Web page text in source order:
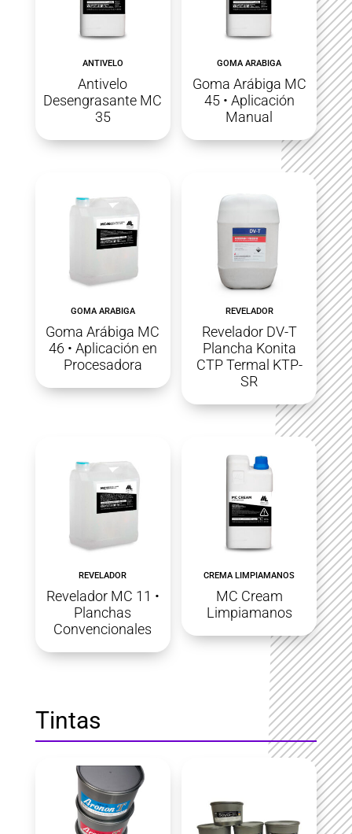
ANTIVELO
Antivelo
Desengrasante MC
35
GOMA ARABIGA
Goma Arábiga MC
45 • Aplicación
Manual
GOMA ARABIGA
Goma Arábiga MC
46 • Aplicación en
Procesadora
REVELADOR
Revelador DV-T
Plancha Konita
CTP Termal KTP-
SR
REVELADOR
Revelador MC 11 •
Planchas
Convencionales
CREMA LIMPIAMANOS
MC Cream
Limpiamanos
Tintas